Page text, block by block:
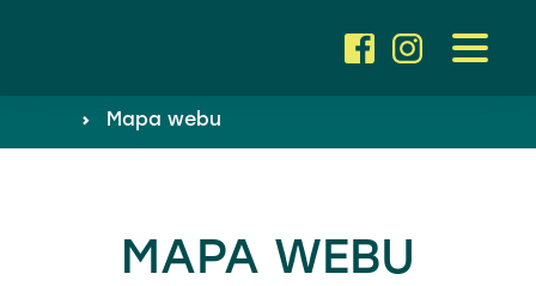
Proč studovat u nás? ›
Přijímací řízení ›
Pro žáky a rodiče
O škole
› Mapa webu
MAPA WEBU